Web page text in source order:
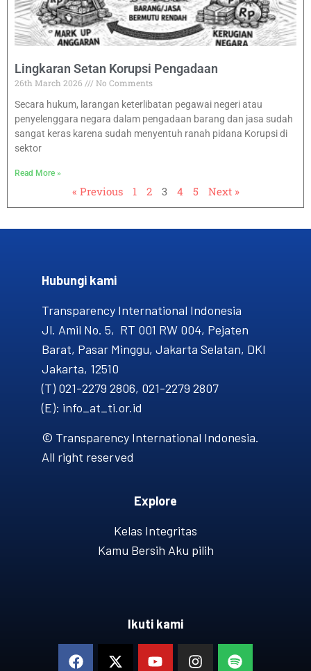
Lingkaran Setan Korupsi Pengadaan
26th March 2026
No Comments
Secara hukum, larangan keterlibatan pegawai negeri atau
penyelenggara negara dalam pengadaan barang dan jasa sudah
sangat keras karena sudah menyentuh ranah pidana Korupsi di
sektor
Read More »
« Previous 1 2 3 4 5 Next »
Hubungi kami​
Transparency International Indonesia
Jl. Amil No. 5, RT 001 RW 004, Pejaten
Barat, Pasar Minggu, Jakarta Selatan, DKI
Jakarta, 12510
(T) 021-2279 2806, 021-2279 2807
(E): info_at_ti.or.id
© Transparency International Indonesia.
All right reserved
Explore
Kelas Integritas
Kamu Bersih Aku pilih
Ikuti kami